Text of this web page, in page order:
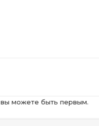
вы можете быть первым.